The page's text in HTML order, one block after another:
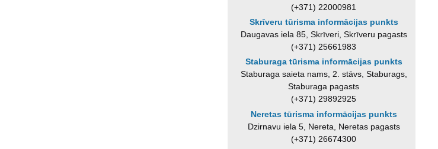
(+371) 22000981
Skrīveru tūrisma informācijas punkts
Daugavas iela 85, Skrīveri, Skrīveru pagasts
(+371) 25661983
Staburaga tūrisma informācijas punkts
Staburaga saieta nams, 2. stāvs, Staburags,
Staburaga pagasts
(+371) 29892925
Neretas tūrisma informācijas punkts
Dzirnavu iela 5, Nereta, Neretas pagasts
(+371) 26674300